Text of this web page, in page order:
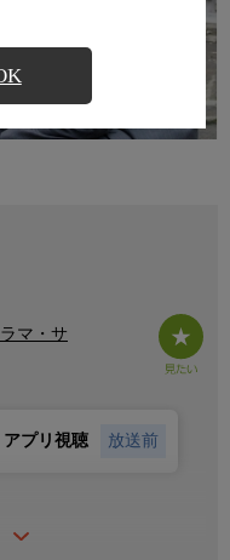
マ・サ
アプリ視聴 放送前